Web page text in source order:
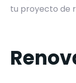
tu proyecto de